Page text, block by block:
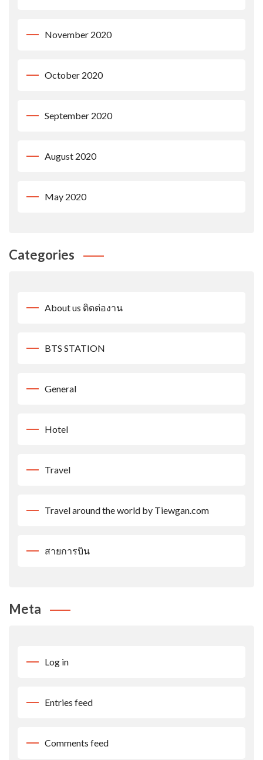
November 2020
October 2020
September 2020
August 2020
May 2020
Categories
About us ติดต่องาน
BTS STATION
General
Hotel
Travel
Travel around the world by Tiewgan.com
สายการบิน
Meta
Log in
Entries feed
Comments feed